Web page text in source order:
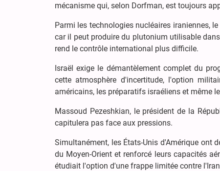
mécanisme qui, selon Dorfman, est toujours
Parmi les technologies nucléaires iraniennes,
car il peut produire du plutonium utilisable
rend le contrôle international plus difficile.
Israël exige le démantèlement complet du
cette atmosphère d'incertitude, l'option
américains, les préparatifs israéliens et même
Massoud Pezeshkian, le président de la
capitulera pas face aux pressions.
Simultanément, les États-Unis d'Amérique ont
du Moyen-Orient et renforcé leurs capacités
étudiait l'option d'une frappe limitée contre